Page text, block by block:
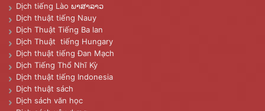
Dịch tiếng Lào ພາສາລາວ
Dịch thuật tiếng Nauy
Dịch Thuật Tiếng Ba lan
Dịch Thuật tiếng Hungary
Dịch thuật tiếng Đan Mạch
Dịch Tiếng Thổ Nhĩ Kỳ
Dịch thuật tiếng Indonesia
Dịch thuật sách
Dịch sách văn học